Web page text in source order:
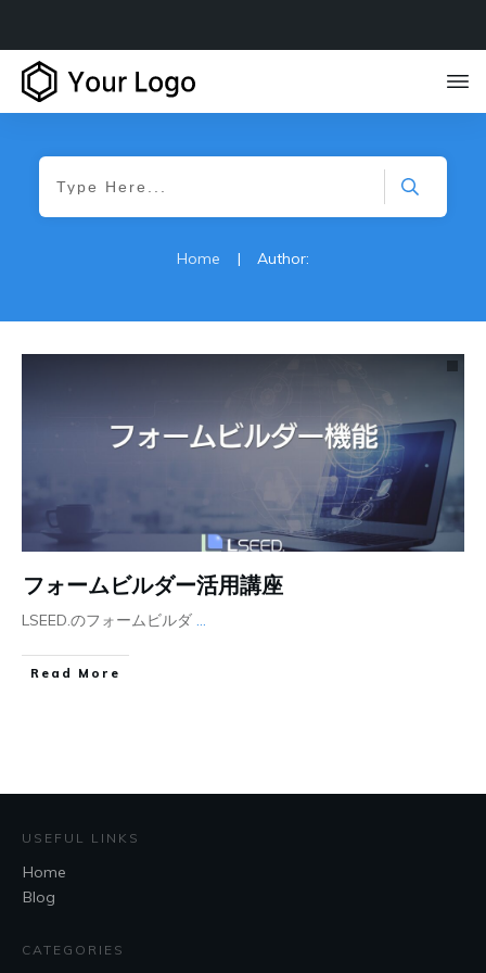
Home | Author:
フォームビルダー活用講座
LSEED.のフォームビルダ
Read More
USEFUL LINKS
Home
Blog
CATEGORIES